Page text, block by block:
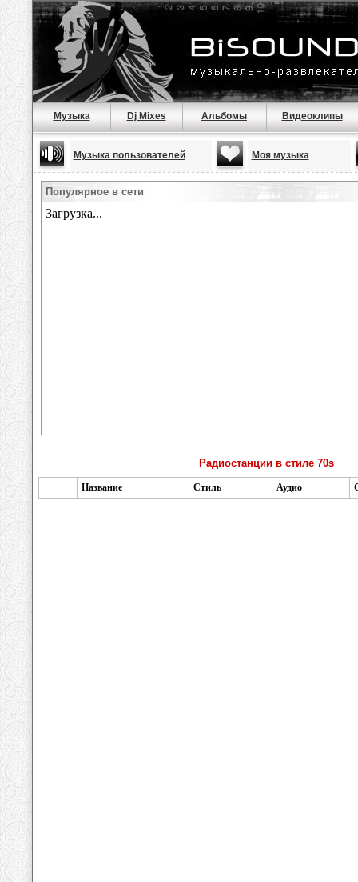
Музыка Dj Mixes Альбомы Видеоклипы
Музыка пользователей Моя музыка
Популярное в сети
Радиостанции в стиле 70s
Название Стиль Аудио